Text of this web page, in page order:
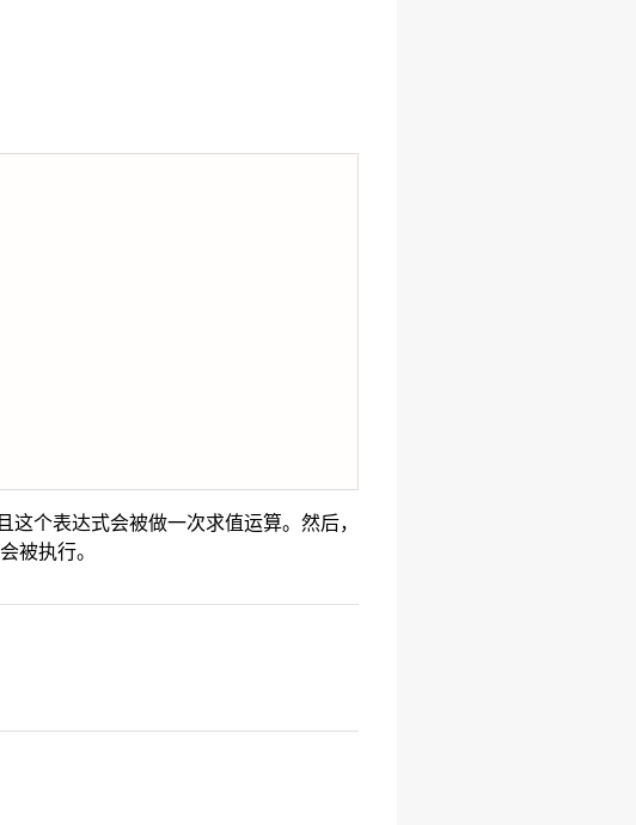
个表达式会被做一次求值运算。然后，
被执行。